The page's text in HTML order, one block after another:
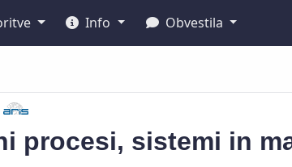
Info Obvestila
procesi, sistemi in